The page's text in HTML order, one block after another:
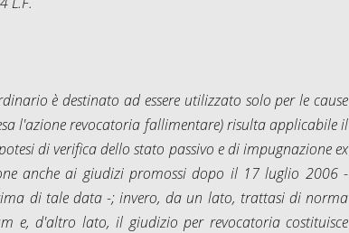
è destinato ad essere utilizzato solo per le cause
l'azione revocatoria fallimentare) risulta applicabile il
di verifica dello stato passivo e di impugnazione ex
anche ai giudizi promossi dopo il 17 luglio 2006 -
di tale data -; invero, da un lato, trattasi di norma
e, d'altro lato, il giudizio per revocatoria costituisce